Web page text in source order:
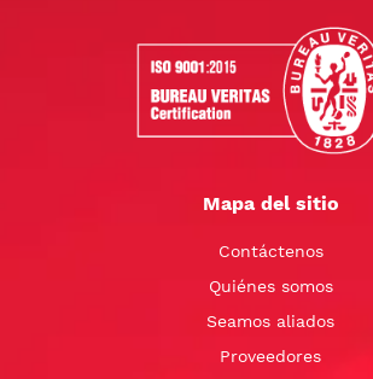
Mapa del sitio
Contáctenos
Quiénes somos
Seamos aliados
Proveedores